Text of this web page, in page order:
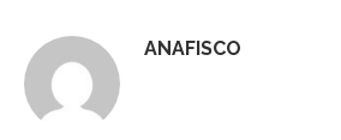
ANAFISCO